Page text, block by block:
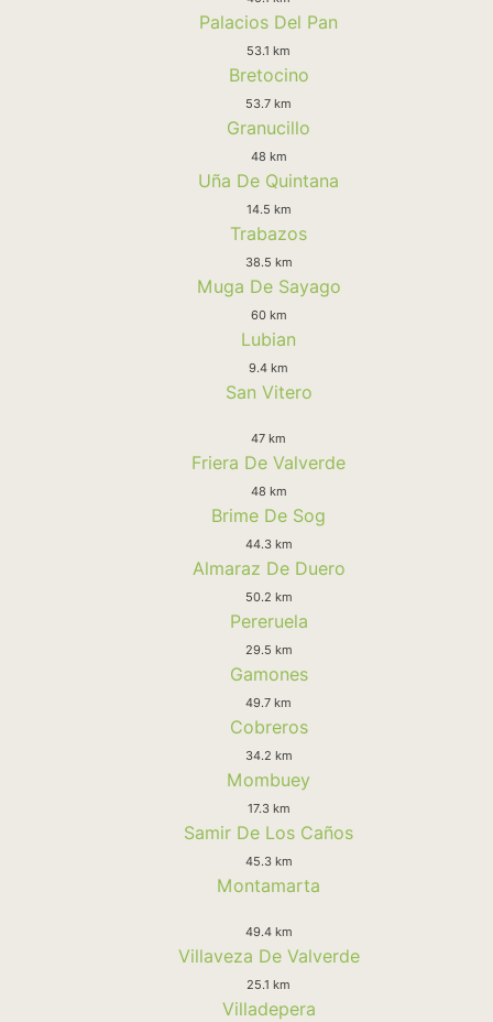
Palacios Del Pan
53.1 km
Bretocino
53.7 km
Granucillo
48 km
Uña De Quintana
14.5 km
Trabazos
38.5 km
Muga De Sayago
60 km
Lubian
9.4 km
San Vitero
47 km
Friera De Valverde
48 km
Brime De Sog
44.3 km
Almaraz De Duero
50.2 km
Pereruela
29.5 km
Gamones
49.7 km
Cobreros
34.2 km
Mombuey
17.3 km
Samir De Los Caños
45.3 km
Montamarta
49.4 km
Villaveza De Valverde
25.1 km
Villadepera